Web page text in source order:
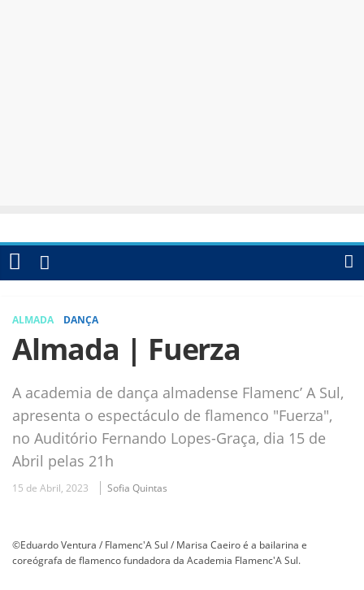
ALMADA DANÇA
Almada | Fuerza
A academia de dança almadense Flamenc’ A Sul,
apresenta o espectáculo de flamenco "Fuerza",
no Auditório Fernando Lopes-Graça, dia 15 de
Abril pelas 21h
15 de Abril, 2023 Sofia Quintas
©Eduardo Ventura / Flamenc'A Sul / Marisa Caeiro é a bailarina e
coreógrafa de flamenco fundadora da Academia Flamenc'A Sul.